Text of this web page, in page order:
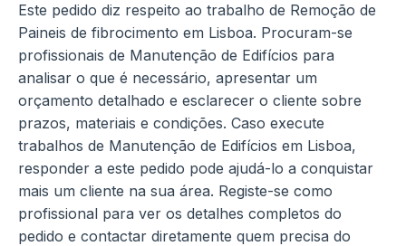
Este pedido diz respeito ao trabalho de Remoção de
Paineis de fibrocimento em Lisboa. Procuram-se
profissionais de Manutenção de Edifícios para
analisar o que é necessário, apresentar um
orçamento detalhado e esclarecer o cliente sobre
prazos, materiais e condições. Caso execute
trabalhos de Manutenção de Edifícios em Lisboa,
responder a este pedido pode ajudá-lo a conquistar
mais um cliente na sua área. Registe-se como
profissional para ver os detalhes completos do
pedido e contactar diretamente quem precisa do